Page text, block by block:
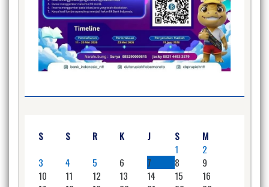
S S R K J S
M
1
2
3
4 5 6 7 8
9
10
11 12 13 14 15
16